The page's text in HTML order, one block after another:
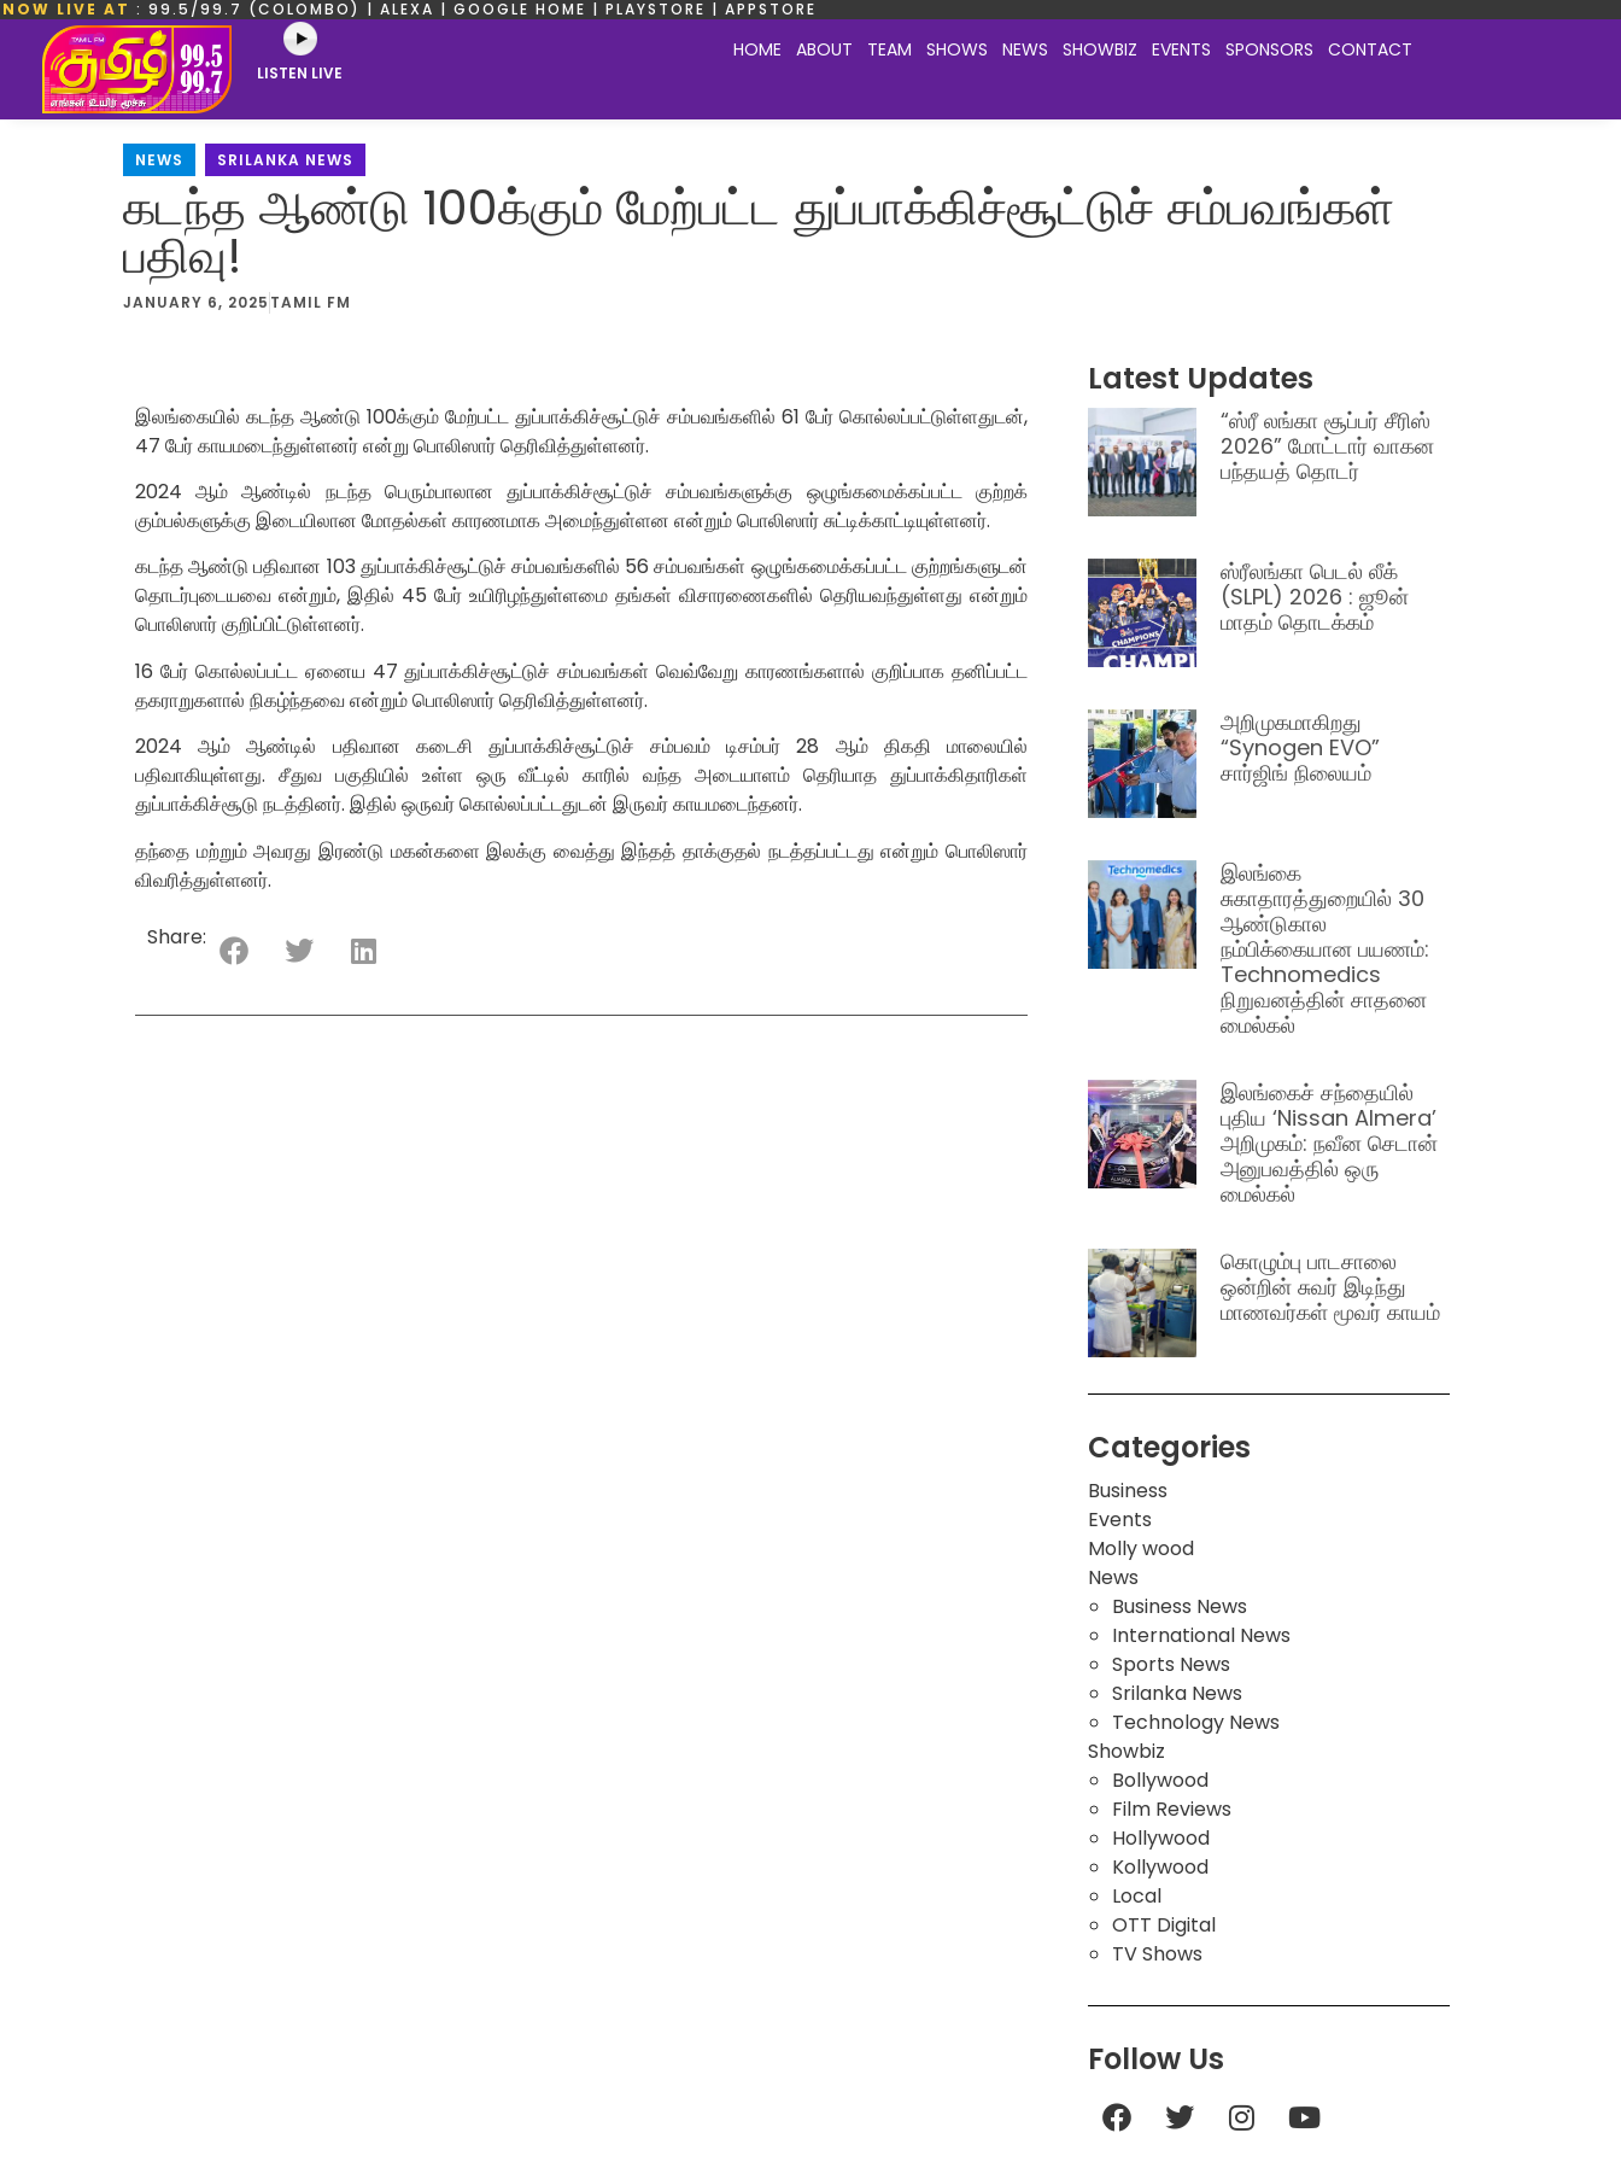
NOW LIVE AT : 99.5/99.7 (COLOMBO) | ALEXA | GOOGLE HOME | PLAYSTORE | APPSTORE
LISTEN LIVE
HOME ABOUT TEAM SHOWS NEWS SHOWBIZ EVENTS SPONSORS CONTACT
NEWS SRILANKA NEWS
கடந்த ஆண்டு 100க்கும் மேற்பட்ட துப்பாக்கிச்சூட்டுச் சம்பவங்கள்
பதிவு!
JANUARY 6, 2025 TAMIL FM
இலங்கையில் கடந்த ஆண்டு 100க்கும் மேற்பட்ட துப்பாக்கிச்சூட்டுச் சம்பவங்களில் 61 பேர் கொல்லப்பட்டுள்ளதுடன்,
47 பேர் காயமடைந்துள்ளனர் என்று பொலிஸார் தெரிவித்துள்ளனர்.
2024 ஆம் ஆண்டில் நடந்த பெரும்பாலான துப்பாக்கிச்சூட்டுச் சம்பவங்களுக்கு ஒழுங்கமைக்கப்பட்ட குற்றக்
கும்பல்களுக்கு இடையிலான மோதல்கள் காரணமாக அமைந்துள்ளன என்றும் பொலிஸார் சுட்டிக்காட்டியுள்ளனர்.
கடந்த ஆண்டு பதிவான 103 துப்பாக்கிச்சூட்டுச் சம்பவங்களில் 56 சம்பவங்கள் ஒழுங்கமைக்கப்பட்ட குற்றங்களுடன்
தொடர்புடையவை என்றும், இதில் 45 பேர் உயிரிழந்துள்ளமை தங்கள் விசாரணைகளில் தெரியவந்துள்ளது என்றும்
பொலிஸார் குறிப்பிட்டுள்ளனர்.
16 பேர் கொல்லப்பட்ட ஏனைய 47 துப்பாக்கிச்சூட்டுச் சம்பவங்கள் வெவ்வேறு காரணங்களால் குறிப்பாக தனிப்பட்ட
தகராறுகளால் நிகழ்ந்தவை என்றும் பொலிஸார் தெரிவித்துள்ளனர்.
2024 ஆம் ஆண்டில் பதிவான கடைசி துப்பாக்கிச்சூட்டுச் சம்பவம் டிசம்பர் 28 ஆம் திகதி மாலையில்
பதிவாகியுள்ளது. சீதுவ பகுதியில் உள்ள ஒரு வீட்டில் காரில் வந்த அடையாளம் தெரியாத துப்பாக்கிதாரிகள்
துப்பாக்கிச்சூடு நடத்தினர். இதில் ஒருவர் கொல்லப்பட்டதுடன் இருவர் காயமடைந்தனர்.
தந்தை மற்றும் அவரது இரண்டு மகன்களை இலக்கு வைத்து இந்தத் தாக்குதல் நடத்தப்பட்டது என்றும் பொலிஸார்
விவரித்துள்ளனர்.
Share:
Latest Updates
“ஸ்ரீ லங்கா சூப்பர் சீரிஸ்
2026” மோட்டார் வாகன
பந்தயத் தொடர்
ஸ்ரீலங்கா பெடல் லீக்
(SLPL) 2026 : ஜூன்
மாதம் தொடக்கம்
அறிமுகமாகிறது
“Synogen EVO”
சார்ஜிங் நிலையம்
இலங்கை
சுகாதாரத்துறையில் 30
ஆண்டுகால
நம்பிக்கையான பயணம்:
Technomedics
நிறுவனத்தின் சாதனை
மைல்கல்
இலங்கைச் சந்தையில்
புதிய ‘Nissan Almera’
அறிமுகம்: நவீன செடான்
அனுபவத்தில் ஒரு
மைல்கல்
கொழும்பு பாடசாலை
ஒன்றின் சுவர் இடிந்து
மாணவர்கள் மூவர் காயம்
Categories
Business
Events
Molly wood
News
Business News
International News
Sports News
Srilanka News
Technology News
Showbiz
Bollywood
Film Reviews
Hollywood
Kollywood
Local
OTT Digital
TV Shows
Follow Us